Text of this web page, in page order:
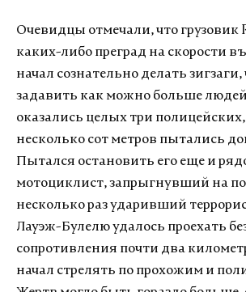
Очевидцы отмечали, что грузовик
каких-либо преград на скорости
начал сознательно делать
задавить как можно больше
оказались целых три
несколько сот метров пытались
Пытался остановить его еще и
мотоциклист, запрыгнувший на
несколько раз ударивший
Лауэж-Булелю удалось проехать
сопротивления почти два
начал стрелять по прохожим и